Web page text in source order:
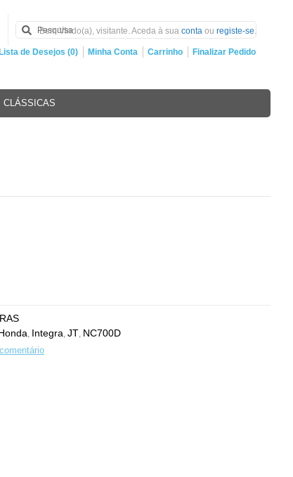
Bem Vindo(a), visitante. Aceda à sua conta ou registe-se.
Lista de Desejos (0) Minha Conta Carrinho Finalizar Pedido
CLÁSSICAS
Integra JT NC700D